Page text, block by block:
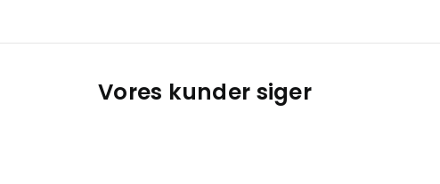
Vores kunder siger